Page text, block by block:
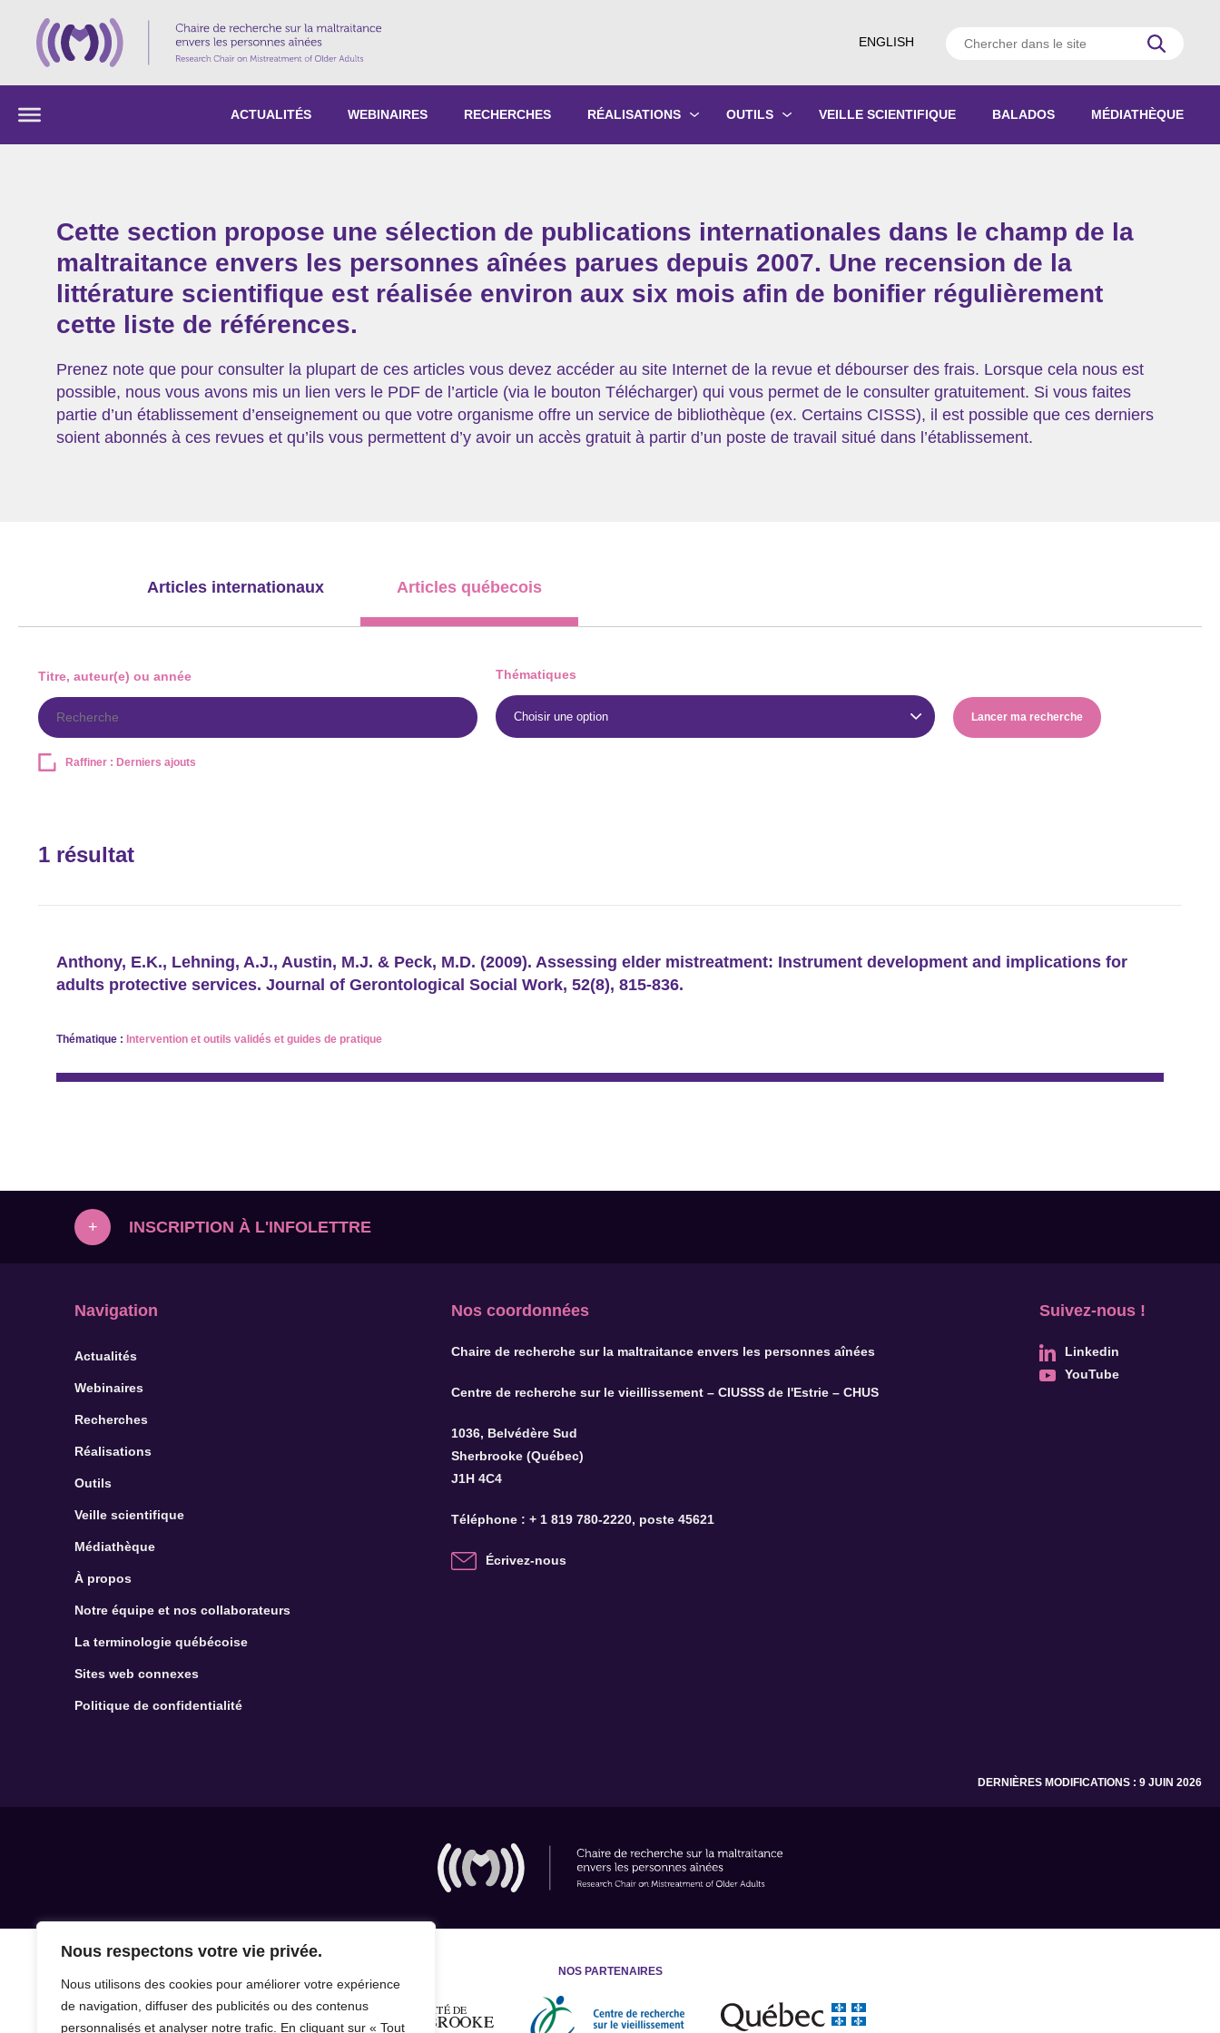
Nous respectons votre vie privée.
Nous utilisons des cookies pour améliorer votre expérience
de navigation, diffuser des publicités ou des contenus
personnalisés et analyser notre trafic. En cliquant sur « Tout
ENGLISH
ACTUALITÉS WEBINAIRES RECHERCHES RÉALISATIONS
SYNTHÈSE DES RAPPORTS ANNUELS D’ACTIVITÉS
OUTILS
FORMATIONS
VEILLE SCIENTIFIQUE BALADOS MÉDIATHÈQUE
Cette section propose une sélection de publications internationales dans le champ de la
maltraitance envers les personnes aînées parues depuis 2007. Une recension de la
littérature scientifique est réalisée environ aux six mois afin de bonifier régulièrement
cette liste de références.
Prenez note que pour consulter la plupart de ces articles vous devez accéder au site Internet de la revue et débourser des frais. Lorsque cela nous est
possible, nous vous avons mis un lien vers le PDF de l’article (via le bouton Télécharger) qui vous permet de le consulter gratuitement. Si vous faites
partie d’un établissement d’enseignement ou que votre organisme offre un service de bibliothèque (ex. Certains CISSS), il est possible que ces derniers
soient abonnés à ces revues et qu’ils vous permettent d’y avoir un accès gratuit à partir d’un poste de travail situé dans l’établissement.
Articles internationaux Articles québecois
Titre, auteur(e) ou année Thématiques
Lancer ma recherche
Raffiner : Derniers ajouts
1 résultat
Anthony, E.K., Lehning, A.J., Austin, M.J. & Peck, M.D. (2009). Assessing elder mistreatment: Instrument development and implications for
adults protective services. Journal of Gerontological Social Work, 52(8), 815-836.
Thématique : Intervention et outils validés et guides de pratique
+ INSCRIPTION À L'INFOLETTRE
Navigation
Actualités
Webinaires
Recherches
Réalisations
Outils
Veille scientifique
Médiathèque
À propos
Notre équipe et nos collaborateurs
La terminologie québécoise
Sites web connexes
Politique de confidentialité
Nos coordonnées
Chaire de recherche sur la maltraitance envers les personnes aînées
Centre de recherche sur le vieillissement – CIUSSS de l'Estrie – CHUS
1036, Belvédère Sud
Sherbrooke (Québec)
J1H 4C4
Téléphone : + 1 819 780-2220, poste 45621
Écrivez-nous
Suivez-nous !
Linkedin
YouTube
DERNIÈRES MODIFICATIONS : 9 JUIN 2026
NOS PARTENAIRES